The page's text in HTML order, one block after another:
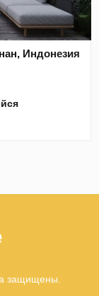
Индонезия
защищены.